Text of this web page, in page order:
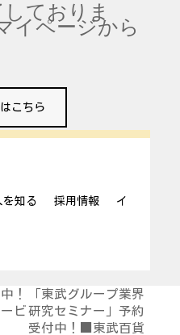
ておりま
イページから
こちら
を知る 採用情報 イ
！
ビ
「東武グループ業界
研究セミナー」予約
受付中！■東武百貨